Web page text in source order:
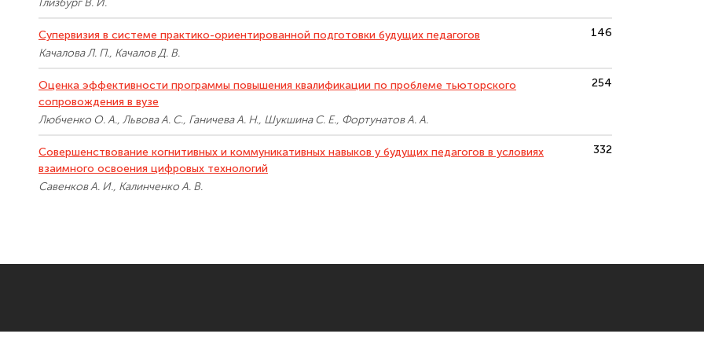
Глизбург В. И.
Супервизия в системе практико-ориентированной подготовки будущих педагогов
Качалова Л. П., Качалов Д. В.
146
Оценка эффективности программы повышения квалификации по проблеме тьюторского
сопровождения в вузе
Любченко О. А., Львова А. С., Ганичева А. Н., Шукшина С. Е., Фортунатов А. А.
254
Совершенствование когнитивных и коммуникативных навыков у будущих педагогов в условиях
взаимного освоения цифровых технологий
Савенков А. И., Калинченко А. В.
332